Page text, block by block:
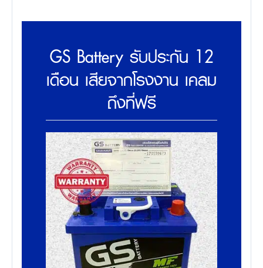
GS Battery รับประกัน 12
เดือน เสียจากโรงงาน เคลม
ถึงที่ฟรี